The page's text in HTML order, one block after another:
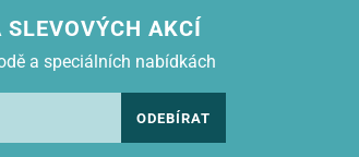
AKCÍ
a speciálních nabídkách
ODEBÍRAT